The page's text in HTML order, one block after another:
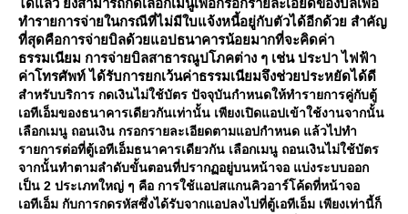
ได้แล้ว ยังสามารถกดเลือกเมนูเพื่อกรอกรายละเอียดของบิลเพื่อ
ทำรายการจ่ายในกรณีที่ไม่มีใบแจ้งหนี้อยู่กับตัวได้อีกด้วย สำคัญ
ที่สุดคือการจ่ายบิลด้วยแอปธนาคารน้อยมากที่จะคิดค่า
ธรรมเนียม การจ่ายบิลสาธารณูปโภคต่าง ๆ เช่น ประปา ไฟฟ้า
ค่าโทรศัพท์ ได้รับการยกเว้นค่าธรรมเนียมจึงช่วยประหยัดได้ดี
สำหรับบริการ กดเงินไม่ใช้บัตร ปัจจุบันกำหนดให้ทำรายการคู่กับตู้
เอทีเอ็มของธนาคารเดียวกันเท่านั้น เพียงเปิดแอปเข้าใช้งานจากนั้น
เลือกเมนู ถอนเงิน กรอกรายละเอียดตามแอปกำหนด แล้วไปทำ
รายการต่อที่ตู้เอทีเอ็มธนาคารเดียวกัน เลือกเมนู ถอนเงินไม่ใช้บัตร
จากนั้นทำตามลำดับขั้นตอนที่ปรากฏอยู่บนหน้าจอ แบ่งระบบออก
เป็น 2 ประเภทใหญ่ ๆ คือ การใช้แอปสแกนคิวอาร์โค้ดที่หน้าจอ
เอทีเอ็ม กับการกดรหัสซึ่งได้รับจากแอปลงไปที่ตู้เอทีเอ็ม เพียงเท่านี้ก็